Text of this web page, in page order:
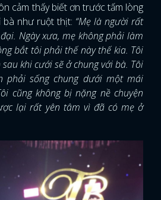
cảm thấy biết ơn trước tấm lòng
bà như ruột thịt: “Mẹ là người rất
Ngày xưa, mẹ không phải làm
bắt tôi phải thế này thế kia. Tôi
khi cưới sẽ ở chung với bà. Tôi
phải sống chung dưới một mái
cũng không bị nặng nề chuyện
lại rất yên tâm vì đã có mẹ ở